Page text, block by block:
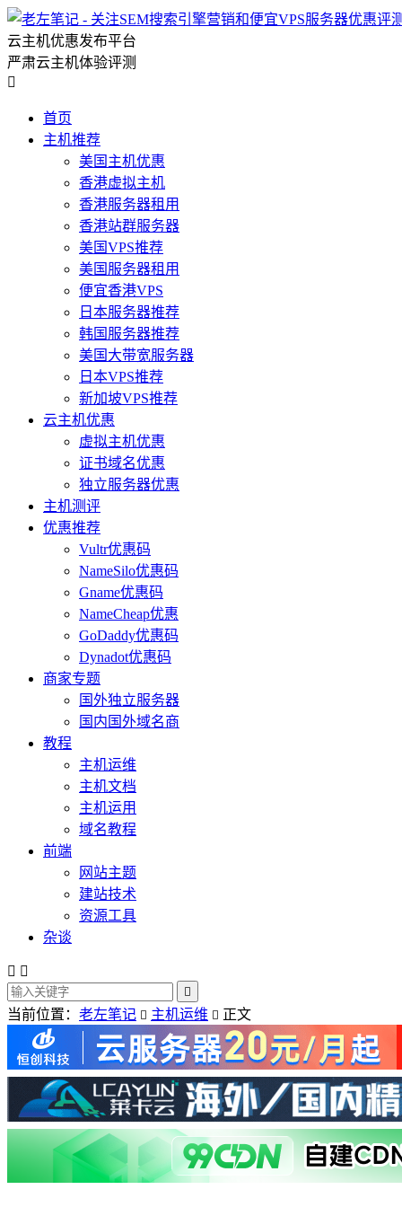
云主机优惠发布平台
严肃云主机体验评测

首页
主机推荐
美国主机优惠
香港虚拟主机
香港服务器租用
香港站群服务器
美国VPS推荐
美国服务器租用
便宜香港VPS
日本服务器推荐
韩国服务器推荐
美国大带宽服务器
日本VPS推荐
新加坡VPS推荐
云主机优惠
虚拟主机优惠
证书域名优惠
独立服务器优惠
主机测评
优惠推荐
Vultr优惠码
NameSilo优惠码
Gname优惠码
NameCheap优惠
GoDaddy优惠码
Dynadot优惠码
商家专题
国外独立服务器
国内国外域名商
教程
主机运维
主机文档
主机运用
域名教程
前端
网站主题
建站技术
资源工具
杂谈
 

当前位置： 老左笔记  主机运维  正文